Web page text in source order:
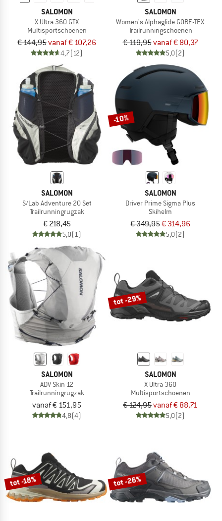
SALOMON
X Ultra 360 GTX
Multisportschoenen
€ 144,95vanaf € 107,26
4,7(12)
SALOMON
Women's Alphaglide GORE-TEX
Trailrunningschoenen
€ 119,95vanaf € 80,37
5,0(2)
SALOMON
S/Lab Adventure 20 Set
Trailrunningrugzak
€ 218,45
5,0(1)
-10%
SALOMON
Driver Prime Sigma Plus
Skihelm
€ 349,95€ 314,96
5,0(2)
SALOMON
ADV Skin 12
Trailrunningrugzak
vanaf € 151,95
4,8(4)
tot -29%
SALOMON
X Ultra 360
Multisportschoenen
€ 124,95vanaf € 88,71
5,0(2)
tot -18% tot -26%